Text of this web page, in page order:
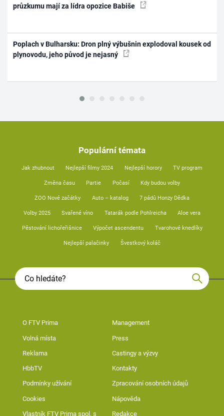
průzkumu mají za lídra opozice Babiše
Poplach v Bulharsku: Dron plný výbušnin explodoval kousek od
plynovodu, jeho původ je nejasný
Populární témata
Jak zhubnout Nejlepší filmy 2024 Nejlepší horory TV program
Změna času Partie Počasí Kdy budou volby
ZOO Nové začátky Auto – katalog 7 pádů Honzy Dědka
Volby 2025 Svařené víno Tatarák podle Pohlreicha Aloe vera
Pěstování lichořeřišnice Výpočet ascendentu Tvarohové knedlíky
Nejlepší palačinky Švestkový koláč
O FTV Prima Management
Volná místa Press
Reklama Castingy a výzvy
HbbTV Kontakty
Podmínky užívání Zpracování osobních údajů
Cookies Nápověda
Vlastník FTV Prima spol. s Redakce